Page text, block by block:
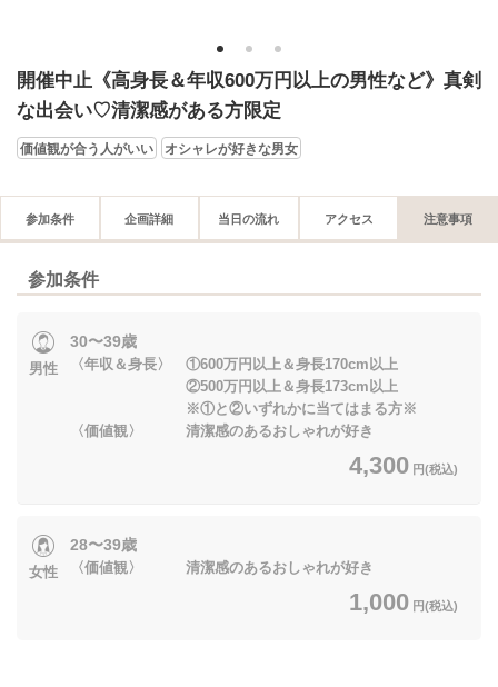
1 2 3
開催中止《高身長＆年収600万円以上の男性など》真剣
な出会い♡清潔感がある方限定
価値観が合う人がいい オシャレが好きな男女
参加条件 企画詳細 当日の流れ アクセス 注意事項
参加条件
男性
30〜39歳
〈年収＆身長〉 ①600万円以上＆身長170cm以上
②500万円以上＆身長173cm以上
※①と②いずれかに当てはまる方※
〈価値観〉 清潔感のあるおしゃれが好き
4,300 円(税込)
女性
28〜39歳
〈価値観〉 清潔感のあるおしゃれが好き
1,000 円(税込)